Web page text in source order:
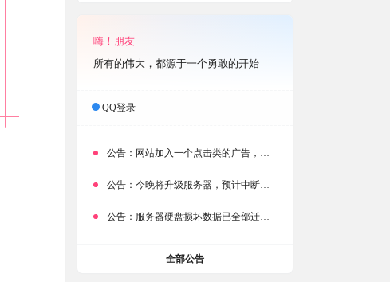
嗨！朋友
所有的伟大，都源于一个勇敢的开始
QQ登录
公告： 网站加入一个点击类的广告，大家点击下载按钮需要注意
公告： 今晚将升级服务器，预计中断时常为1分钟
公告： 服务器硬盘损坏数据已全部迁移备份，网站恢复完成！
全部公告